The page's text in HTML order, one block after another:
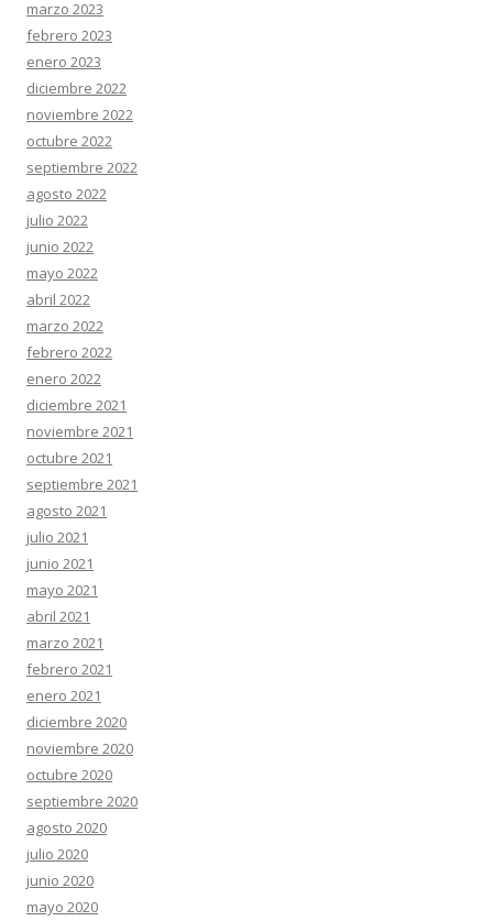
marzo 2023
febrero 2023
enero 2023
diciembre 2022
noviembre 2022
octubre 2022
septiembre 2022
agosto 2022
julio 2022
junio 2022
mayo 2022
abril 2022
marzo 2022
febrero 2022
enero 2022
diciembre 2021
noviembre 2021
octubre 2021
septiembre 2021
agosto 2021
julio 2021
junio 2021
mayo 2021
abril 2021
marzo 2021
febrero 2021
enero 2021
diciembre 2020
noviembre 2020
octubre 2020
septiembre 2020
agosto 2020
julio 2020
junio 2020
mayo 2020